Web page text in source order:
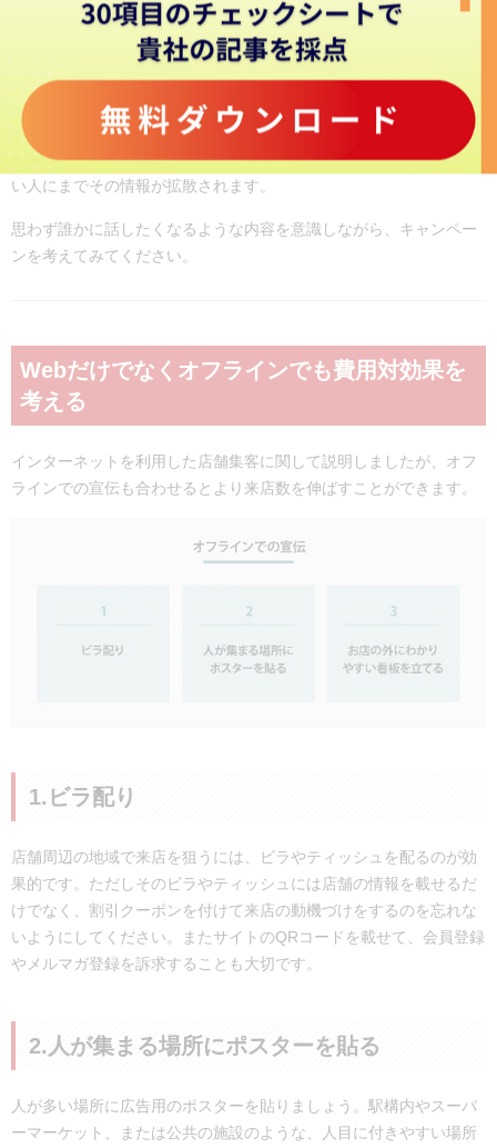
店舗に関する口コミを拡散させるには、その仕組みを知る必要があ
ります。口コミを拡散させるのに適しているのはやはりSNSです。
どのツールを利用したとしても、拡散させるのに一番重要なのは
「コンテンツ」です。Facebookであれば「いいね」、twitterの場合
は「リツイート」される内容でなければなりません。SNS上で話題
になると、テレビなどのメディアに取り上げられ、SNSを利用しな
い人にまでその情報が拡散されます。
思わず誰かに話したくなるような内容を意識しながら、キャンペー
ンを考えてみてください。
Webだけでなくオフラインでも費用対効果を
考える
インターネットを利用した店舗集客に関して説明しましたが、オフ
ラインでの宣伝も合わせるとより来店数を伸ばすことができます。
1.ビラ配り
店舗周辺の地域で来店を狙うには、ビラやティッシュを配るのが効
果的です。ただしそのビラやティッシュには店舗の情報を載せるだ
けでなく、割引クーポンを付けて来店の動機づけをするのを忘れな
いようにしてください。またサイトのQRコードを載せて、会員登録
やメルマガ登録を訴求することも大切です。
2.人が集まる場所にポスターを貼る
人が多い場所に広告用のポスターを貼りましょう。駅構内やスーパ
ーマーケット、または公共の施設のような、人目に付きやすい場所